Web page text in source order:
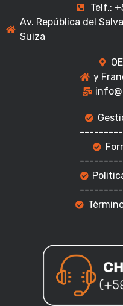
Telf.:
Av. República del
Suiza
y